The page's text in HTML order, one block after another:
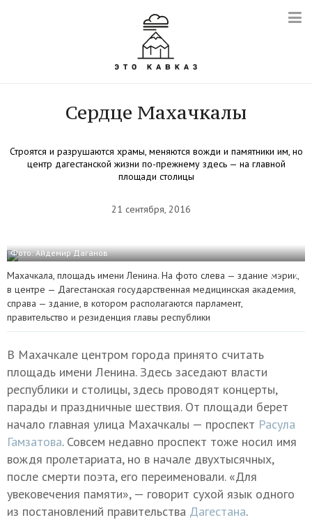
Сердце Махачкалы
Строятся и разрушаются храмы, меняются вожди и памятники им, но
центр дагестанской жизни по-прежнему здесь — на главной
площади столицы
21 сентября, 2016
Фото: Айдемир Даганов
Махачкала, площадь имени Ленина. На фото слева — здание мэрии,
в центре — Дагестанская государственная медицинская академия,
справа — здание, в котором располагаются парламент,
правительство и резиденция главы республики
В Махачкале центром города принято считать
площадь имени Ленина. Здесь заседают власти
республики и столицы, здесь проводят концерты,
парады и праздничные шествия. От площади берет
начало главная улица Махачкалы — проспект Расула
Гамзатова. Совсем недавно проспект тоже носил имя
вождя пролетариата, но в начале двухтысячных,
после смерти поэта, его переименовали. «Для
увековечения памяти», — говорит сухой язык одного
из постановлений правительства Дагестана.